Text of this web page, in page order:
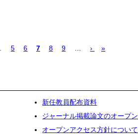
Page
5 Page
6
カ
ー
ジ
7 Page
8 Page
9
次
›
最
»
新任教員配布資料
ジャーナル掲載論文のオープ
オープンアクセス方針について